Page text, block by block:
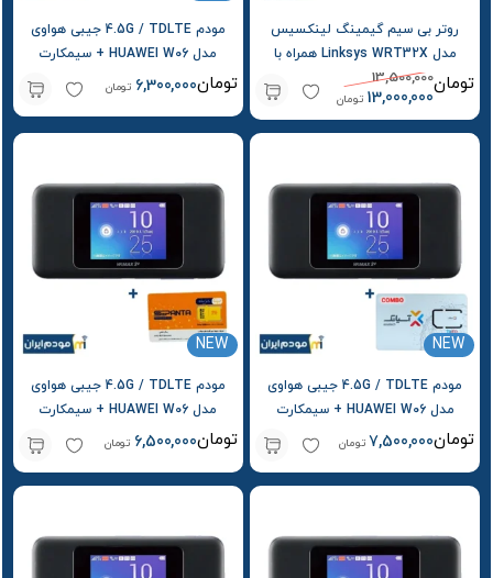
روتر بی‌ سیم گیمینگ لینکسیس
مدل Linksys WRT32X همراه با
استوک
13,500,000
13,000,000 تومان
تومان
مودم 4.5G / TDLTE جیبی هواوی
مدل HUAWEI W06 + سیمکارت
رایتل و بسته اولیه
6,300,000 تومان تومان
NEW
مودم 4.5G / TDLTE جیبی هواوی
مدل HUAWEI W06 + سیمکارت
آسیاتک و بسته اولیه
7,500,000 تومان تومان
NEW
مودم 4.5G / TDLTE جیبی هواوی
مدل HUAWEI W06 + سیمکارت
سپنتا و بسته اولیه
6,500,000 تومان تومان